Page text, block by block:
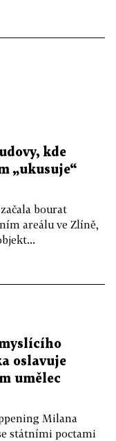
kde
„ukusuje“
bourat
areálu ve Zlíně,
oslavuje
umělec
Milana
státními poctami